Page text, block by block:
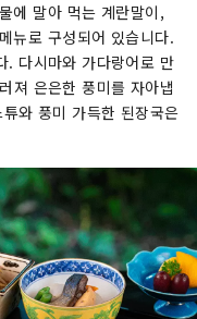
에 말아 먹는 계란말이,
뉴로 구성되어 있습니다.
. 다시마와 가다랑어로 만
져 은은한 풍미를 자아냅
와 풍미 가득한 된장국은